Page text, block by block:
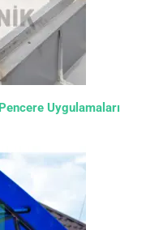
Uygulamaları